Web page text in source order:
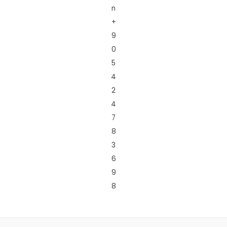
n
+
9
0
5
4
2
4
7
8
3
6
9
8